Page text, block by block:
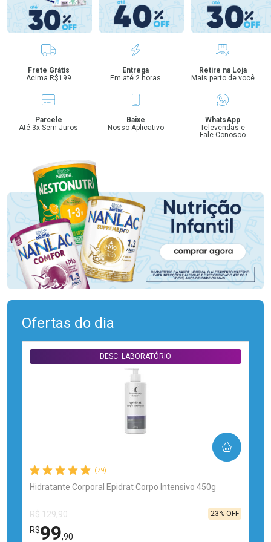
Benefícios
Frete Grátis
Acima R$199
Entrega
Em até 2 horas
Retire na Loja
Mais perto de você
Parcele
Até 3x Sem Juros
Baixe
Nosso Aplicativo
WhatsApp
Televendas e
Fale Conosco
Ofertas do dia
(79)
Hidratante Corporal Epidrat Corpo Intensivo 450g
DESC. LABORATÓRIO
R$ 129,90
R$99,90
23% OFF
COMPRAR